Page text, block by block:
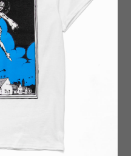
【NEWLYN SMOCKS(ニュー
リンスモック)】フィッシャー
マンスモック フリース サイ...
ティー)】5種類入荷いたしま